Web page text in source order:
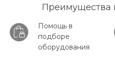
Преимущества
Помощь в
подборе
оборудования